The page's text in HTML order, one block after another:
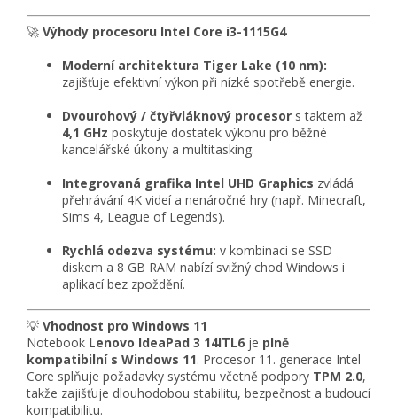
🚀 Výhody procesoru Intel Core i3-1115G4
Moderní architektura Tiger Lake (10 nm):
zajišťuje efektivní výkon při nízké spotřebě energie.
Dvourohový / čtyřvláknový procesor s taktem až
4,1 GHz poskytuje dostatek výkonu pro běžné
kancelářské úkony a multitasking.
Integrovaná grafika Intel UHD Graphics zvládá
přehrávání 4K videí a nenáročné hry (např. Minecraft,
Sims 4, League of Legends).
Rychlá odezva systému: v kombinaci se SSD
diskem a 8 GB RAM nabízí svižný chod Windows i
aplikací bez zpoždění.
💡 Vhodnost pro Windows 11
Notebook Lenovo IdeaPad 3 14ITL6 je plně
kompatibilní s Windows 11. Procesor 11. generace Intel
Core splňuje požadavky systému včetně podpory TPM 2.0,
takže zajišťuje dlouhodobou stabilitu, bezpečnost a budoucí
kompatibilitu.